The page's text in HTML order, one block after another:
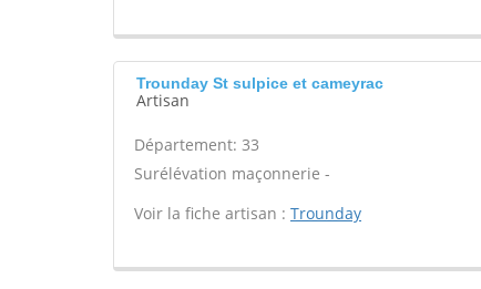
Trounday St sulpice et cameyrac
Artisan
Département: 33
Surélévation maçonnerie -
Voir la fiche artisan : Trounday